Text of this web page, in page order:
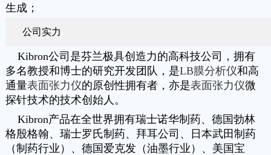
生成；
公司实力
Kibron公司是芬兰极具创造力的高科技公司，拥有
多名教授和博士的研究开发团队，是LB膜分析仪和高
通量表面张力仪的原创性拥有者，亦是表面张力仪微
探针技术的技术创始人。
Kibron产品在全世界拥有瑞士诺华制药、德国勃林
格殷格翰、瑞士罗氏制药、拜耳公司、日本武田制药
（制药行业）、德国爱克发（油墨行业）、美国宝